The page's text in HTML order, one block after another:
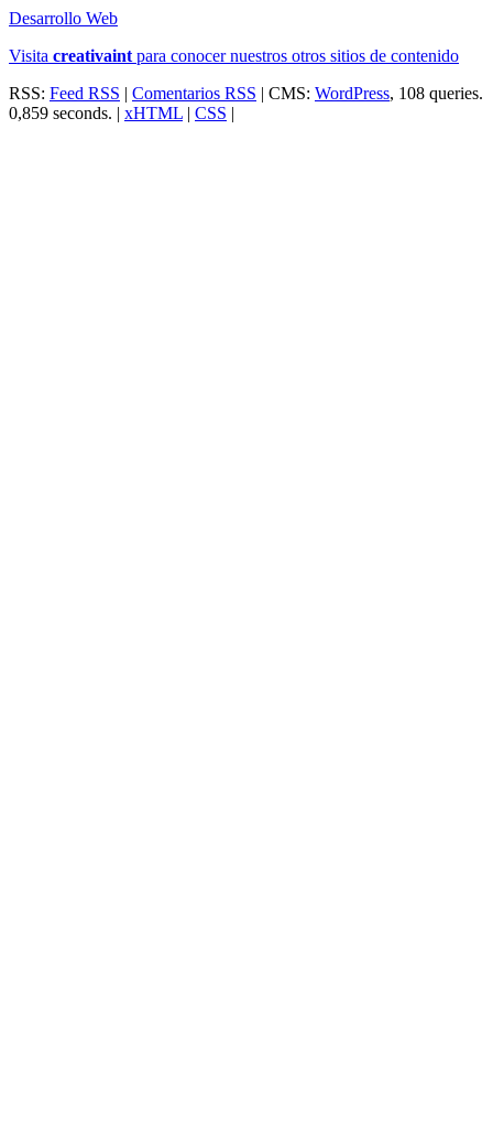
Desarrollo Web
Visita creativaint para conocer nuestros otros sitios de contenido
RSS: Feed RSS | Comentarios RSS | CMS: WordPress, 108 queries.
0,859 seconds. | xHTML | CSS |